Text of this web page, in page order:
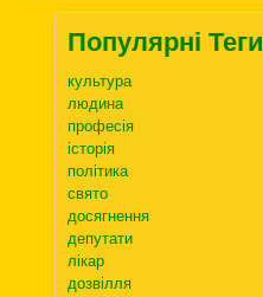
Популярні Теги
культура
людина
професія
історія
політика
свято
досягнення
депутати
лікар
дозвілля